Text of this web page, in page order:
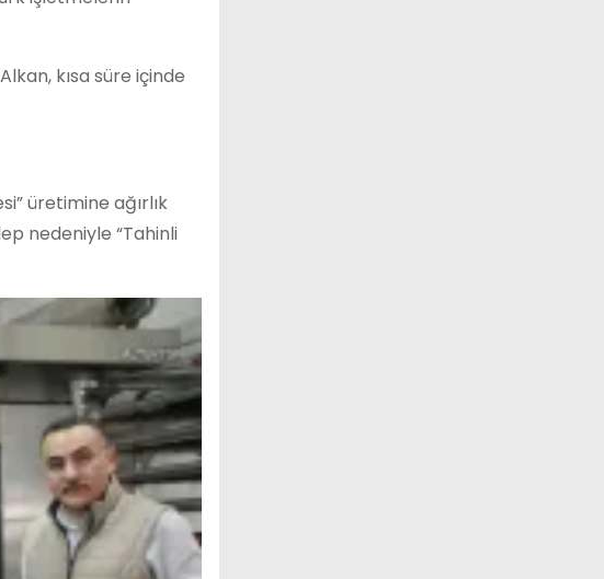
kısa süre içinde
üretimine ağırlık
nedeniyle “Tahinli